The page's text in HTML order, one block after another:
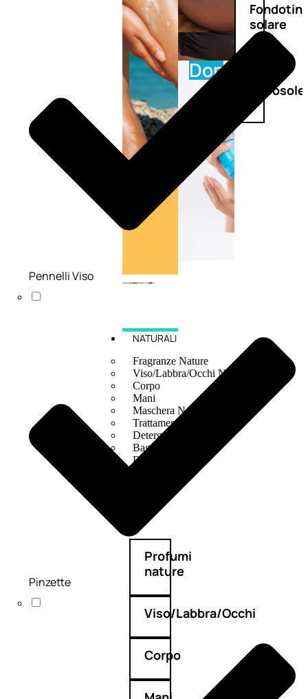
Doposole
solare
Docce
doposole
NATURALI
Fragranze Nature
Viso/Labbra/Occhi Nature
Corpo
Mani
Maschera Nature
Trattamenti Viso
Detergenza
Bagno Nature
Deodoranti
Profumi
nature
Viso/Labbra/Occhi
Corpo
Pennelli Viso
Pinzette